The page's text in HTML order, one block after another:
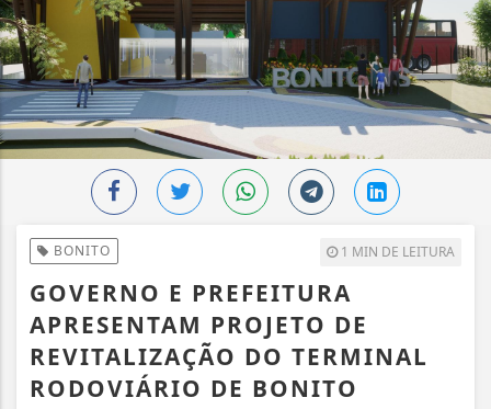
BONITO 1 MIN DE LEITURA
GOVERNO E PREFEITURA
APRESENTAM PROJETO DE
REVITALIZAÇÃO DO TERMINAL
RODOVIÁRIO DE BONITO